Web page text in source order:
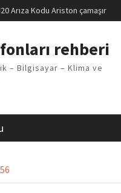
Arıza Kodu Ariston çamaşır
Sorunu
buzdolabı F5 Hatası
çamaşır makinesi E03
Kodu
rehberi
– Bilgisayar – Klima ve